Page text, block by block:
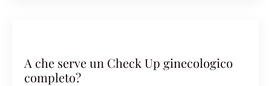
A che serve un Check Up ginecologico
completo?